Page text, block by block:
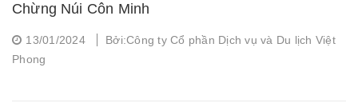
Chừng Núi Côn Minh
13/01/2024
Bởi:Công ty Cổ phần Dịch vụ và Du lịch Việt
Phong